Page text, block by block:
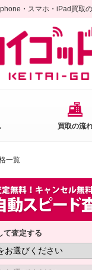
・スマホ・iPad買取
買取の流
一覧
て査定する